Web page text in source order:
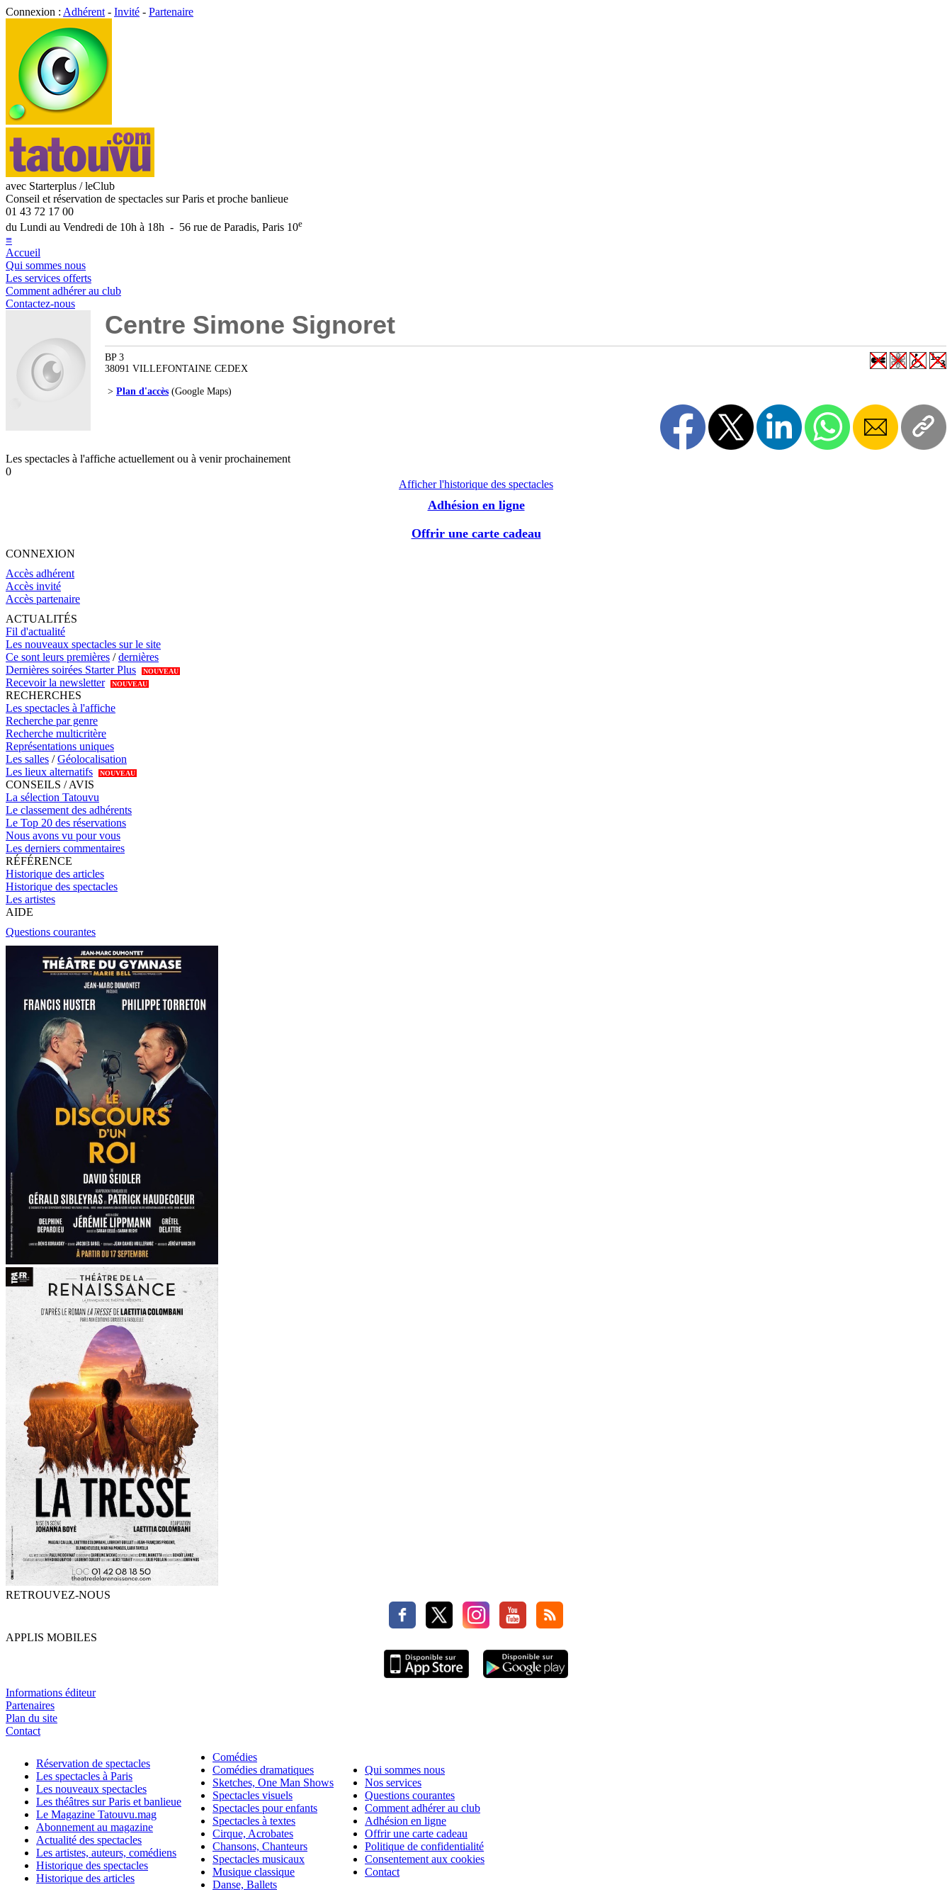
Connexion : Adhérent - Invité - Partenaire
avec Starterplus / leClub
Conseil et réservation de spectacles sur Paris et proche banlieue
01 43 72 17 00
du Lundi au Vendredi de 10h à 18h - 56 rue de Paradis, Paris 10e
≡
Accueil
Qui sommes nous
Les services offerts
Comment adhérer au club
Contactez-nous
Centre Simone Signoret
BP 3
38091 VILLEFONTAINE CEDEX
> Plan d'accès (Google Maps)
Les spectacles à l'affiche actuellement ou à venir prochainement
0
Afficher l'historique des spectacles
Adhésion en ligne
Offrir une carte cadeau
CONNEXION
Accès adhérent
Accès invité
Accès partenaire
ACTUALITÉS
Fil d'actualité
Les nouveaux spectacles sur le site
Ce sont leurs premières /dernières
Dernières soirées Starter Plus
NOUVEAU
Recevoir la newsletter NOUVEAU
RECHERCHES
Les spectacles à l'affiche
Recherche par genre
Recherche multicritère
Représentations uniques
Les salles /Géolocalisation
Les lieux alternatifs
NOUVEAU
CONSEILS / AVIS
La sélection Tatouvu
Le classement des adhérents
Le Top 20 des réservations
Nous avons vu pour vous
Les derniers commentaires
RÉFÉRENCE
Historique des articles
Historique des spectacles
Les artistes
AIDE
Questions courantes
RETROUVEZ-NOUS
APPLIS MOBILES
Informations éditeur
Partenaires
Plan du site
Contact
Réservation de spectacles
Les spectacles à Paris
Les nouveaux spectacles
Les théâtres sur Paris et banlieue
Le Magazine Tatouvu.mag
Abonnement au magazine
Actualité des spectacles
Les artistes, auteurs, comédiens
Historique des spectacles
Historique des articles
Comédies
Comédies dramatiques
Sketches, One Man Shows
Spectacles visuels
Spectacles pour enfants
Spectacles à textes
Cirque, Acrobates
Chansons, Chanteurs
Spectacles musicaux
Musique classique
Danse, Ballets
Qui sommes nous
Nos services
Questions courantes
Comment adhérer au club
Adhésion en ligne
Offrir une carte cadeau
Politique de confidentialité
Consentement aux cookies
Contact